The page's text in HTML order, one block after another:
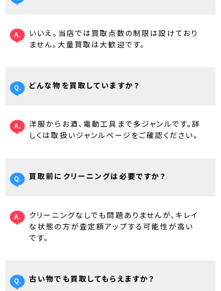
いいえ。当店では買取点数の制限は設けており
ません。大量買取は大歓迎です。
どんな物を買取していますか？
洋服からお酒、電動工具まで多ジャンルです。詳
しくは取扱いジャンルページをご確認ください。
買取前にクリーニングは必要ですか？
クリーニングなしでも問題ありませんが、キレイ
な状態の方が査定額アップする可能性が高い
です。
古い物でも買取してもらえますか？